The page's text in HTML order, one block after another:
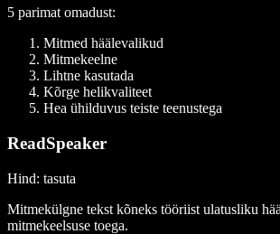
5 parimat omadust:
Mitmed häälevalikud
Mitmekeelne
Lihtne kasutada
Kõrge helikvaliteet
Hea ühilduvus teiste teenustega
ReadSpeaker
Hind: tasuta
Mitmekülgne tekst kõneks tööriist ulatusliku
mitmekeelsuse toega.